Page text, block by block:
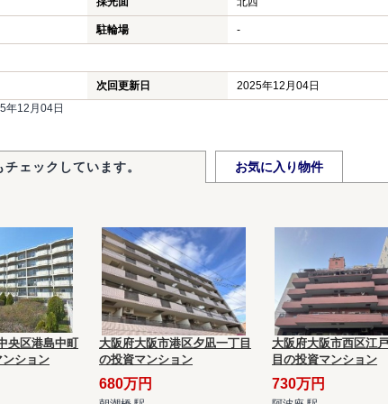
駐輪場 -
次回更新日
2025年12月04日
12月04日
ェックしています。 お気に入り物件
央区港島中町
ション
大阪府大阪市港区夕凪一丁目
の投資マンション
680万円
大阪府大阪市西区江
目の投資マンション
730万円